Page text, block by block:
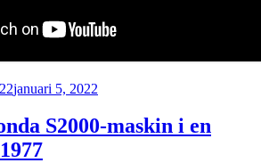
januari 5, 2022
S2000-maskin i en